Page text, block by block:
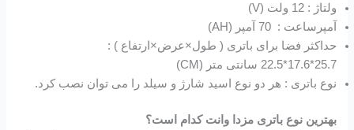
ولتاژ : 12 ولت (V)
آمپرساعت : 70 آمپر (AH)
حداکثر فضا برای باتری ( طول×عرض×ارتفاع ) :
25.7*17.6*22.5 سانتی متر (CM)
نوع باتری : هر دو نوع اسید شارژ و سیلد را می توان نصب کرد.
بهترین نوع باتری مزدا وانت کدام است؟